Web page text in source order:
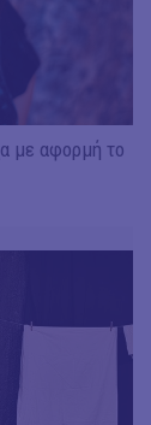
με αφορμή το